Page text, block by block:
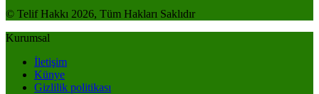
© Telif Hakkı 2026, Tüm Hakları Saklıdır
Kurumsal
İletişim
Künye
Gizlilik politikası